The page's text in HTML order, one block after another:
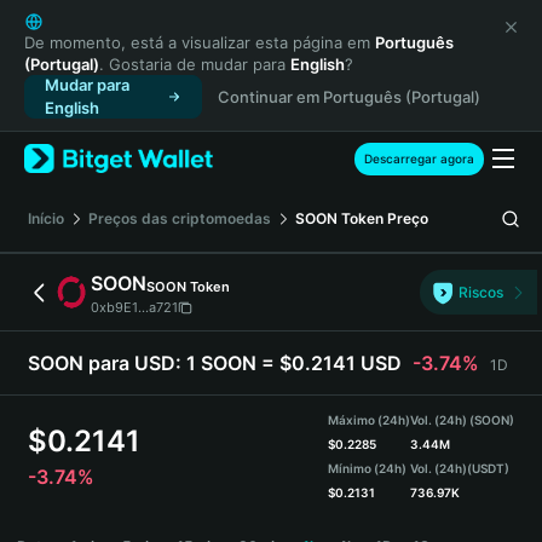
English
日本語
Tiếng Việt
Русский
Español (Latinoamérica)
Türkçe
Français
Deutsch
简体中文
繁體中文
Português (Portugal)
Bahasa Indonesia
ภาษาไทย
Español
Español (Argentina)
De momento, está a visualizar esta página em Português
(Portugal). Gostaria de mudar para English?
Mudar para
English
Continuar em Português (Portugal)
Descarregar agora
Início Preços das criptomoedas SOON Token Preço
SOONSOON Token
0xb9E1...a721
Riscos
SOON para USD: 1 SOON = $0.2141 USD -3.74% 1D
$0.2141
-3.74%
Máximo (24h)
$0.2285
Mínimo (24h)
$0.2131
Vol. (24h) (SOON)
3.44M
Vol. (24h)(USDT)
736.97K